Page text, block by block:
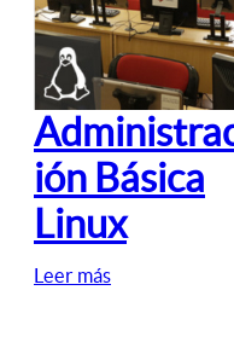
ión Básica
Linux
Leer más